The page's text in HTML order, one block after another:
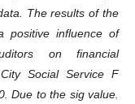
The results of the
positive influence of
on financial
Social Service F
Due to the sig value.